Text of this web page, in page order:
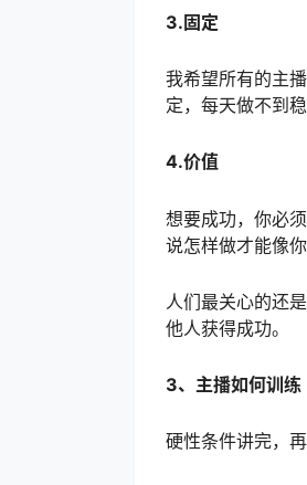
3.固定
我希望所有的主
定，每天做不到
4.价值
想要成功，你必
说怎样做才能像你
人们最关心的还
他人获得成功。
3、主播如何训练
硬性条件讲完，